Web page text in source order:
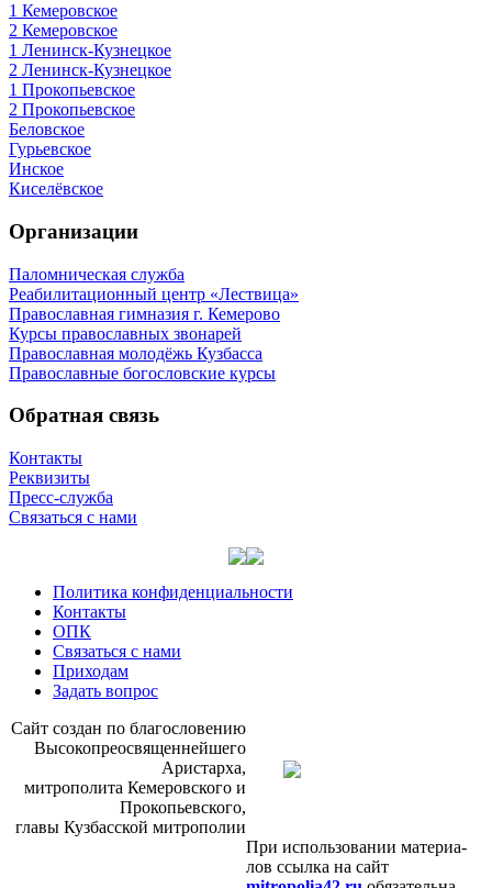
1 Кемеровское
2 Кемеровское
1 Ленинск-Кузнецкое
2 Ленинск-Кузнецкое
1 Прокопьевское
2 Прокопьевское
Беловское
Гурьевское
Инское
Киселёвское
Организации
Паломническая служба
Реабилитационный центр «Лествица»
Православная гимназия г. Кемерово
Курсы православных звонарей
Православная молодёжь Кузбасса
Православные богословские курсы
Обратная связь
Контакты
Реквизиты
Пресс-служба
Связаться с нами
Политика конфиденциальности
Контакты
ОПК
Связаться с нами
Приходам
Задать вопрос
Сайт со­здан по бла­го­сло­ве­нию
Вы­со­ко­прео­свя­щен­ней­ше­го
Ари­стар­ха,
мит­ро­по­ли­та Ке­ме­ров­ско­го и
Про­ко­пьев­ско­го,
гла­вы Куз­бас­ской мит­ро­по­лии
При ис­поль­зо­ва­нии ма­те­ри­а­
лов ссыл­ка на сайт